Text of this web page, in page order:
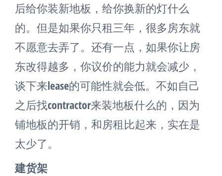
后给你装新地板，给你换新的灯什么
的。但是如果你只租三年，很多房东就
不愿意去弄了。还有一点，如果你让房
东改得越多，你议价的能力就会减少，
谈下来lease的可能性就会低。不如自己
之后找contractor来装地板什么的，因为
铺地板的开销，和房租比起来，实在是
太少了。
建货架